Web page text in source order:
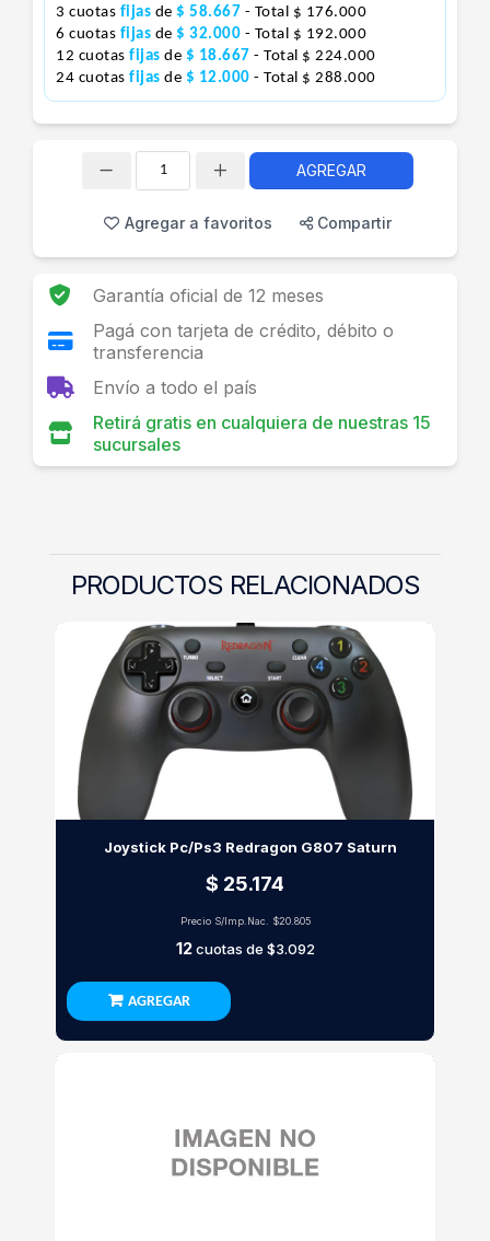
3 cuotas fijas de $ 58.667 - Total $ 176.000
6 cuotas fijas de $ 32.000 - Total $ 192.000
12 cuotas fijas de $ 18.667 - Total $ 224.000
24 cuotas fijas de $ 12.000 - Total $ 288.000
AGREGAR
Agregar a favoritos Compartir
Garantía oficial de 12 meses
Pagá con tarjeta de crédito, débito o
transferencia
Envío a todo el país
Retirá gratis en cualquiera de nuestras 15
sucursales
PRODUCTOS RELACIONADOS
Joystick Pc/Ps3 Redragon G807 Saturn
$ 25.174
Precio S/Imp.Nac. $20.805
12cuotas de $3.092
AGREGAR